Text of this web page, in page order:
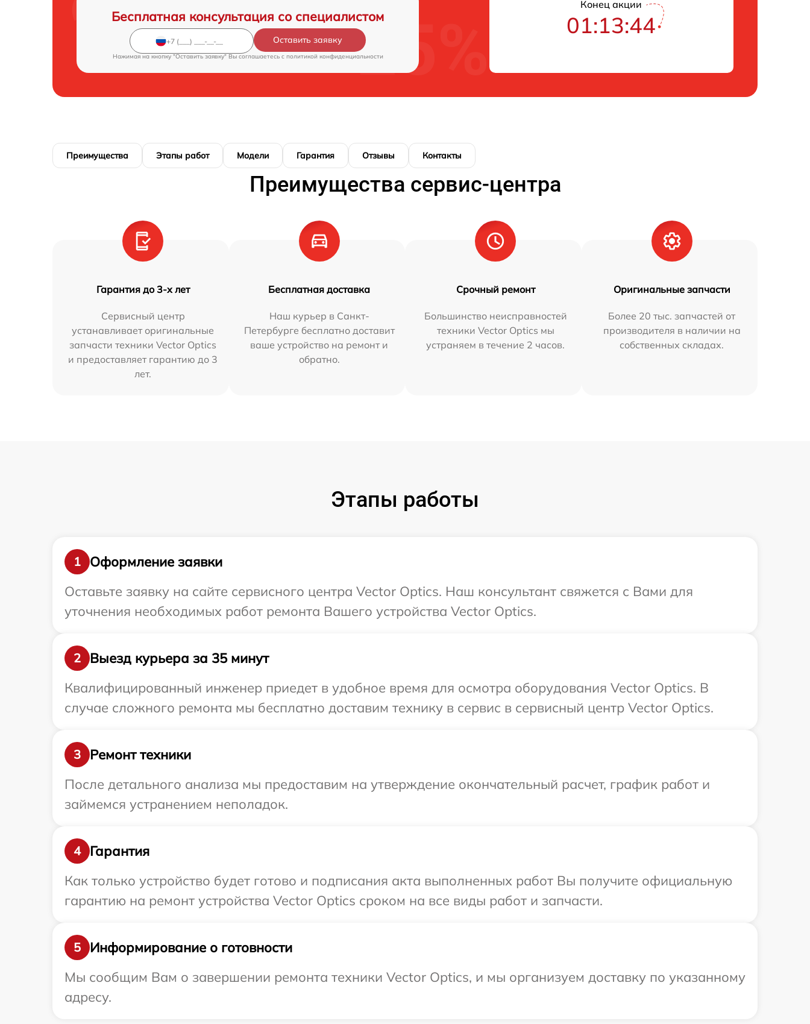
Бесплатная консультация со специалистом
Оставить заявку
Нажимая на кнопку "Оставить заявку" Вы соглашаетесь c политикой конфиденциальности
Конец акции
01:13:42
Преимущества Этапы работ Модели Гарантия Отзывы Контакты
Преимущества сервис-центра
Гарантия до 3-х лет
Сервисный центр
устанавливает оригинальные
запчасти техники Vector Optics
и предоставляет гарантию до 3
лет.
Бесплатная доставка
Наш курьер в Санкт-
Петербурге бесплатно доставит
ваше устройство на ремонт и
обратно.
Срочный ремонт
Большинство неисправностей
техники Vector Optics мы
устраняем в течение 2 часов.
Оригинальные запчасти
Более 20 тыс. запчастей от
производителя в наличии на
собственных складах.
Этапы работы
1
Оформление заявки
Оставьте заявку на сайте сервисного центра Vector Optics. Наш консультант свяжется с Вами для
уточнения необходимых работ ремонта Вашего устройства Vector Optics.
2
Выезд курьера за 35 минут
Квалифицированный инженер приедет в удобное время для осмотра оборудования Vector Optics. В
случае сложного ремонта мы бесплатно доставим технику в сервис в сервисный центр Vector Optics.
3
Ремонт техники
После детального анализа мы предоставим на утверждение окончательный расчет, график работ и
займемся устранением неполадок.
4
Гарантия
Как только устройство будет готово и подписания акта выполненных работ Вы получите официальную
гарантию на ремонт устройства Vector Optics сроком на все виды работ и запчасти.
5
Информирование о готовности
Мы сообщим Вам о завершении ремонта техники Vector Optics, и мы организуем доставку по указанному
адресу.